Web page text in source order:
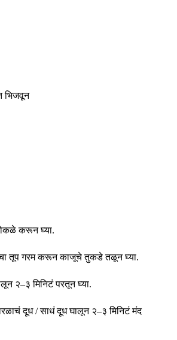
भिजवून
करून घ्या.
तूप गरम करून काजूचे तुकडे तळून घ्या.
२–३ मिनिटं परतून घ्या.
दूध/साधं दूध घालून २–३ मिनिटं मंद